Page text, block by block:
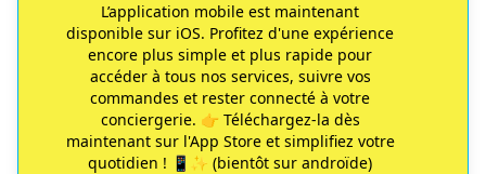
L’application mobile est maintenant
disponible sur iOS. Profitez d'une expérience
encore plus simple et plus rapide pour
accéder à tous nos services, suivre vos
commandes et rester connecté à votre
conciergerie. 👉 Téléchargez-la dès
maintenant sur l'App Store et simplifiez votre
quotidien ! 📱✨ (bientôt sur androïde)